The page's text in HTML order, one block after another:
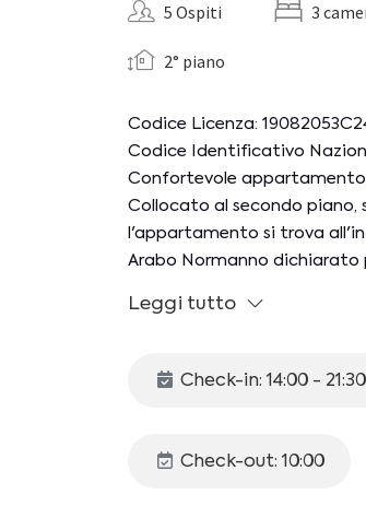
5 Ospiti 3
2° piano
Codice Licenza:
Codice Identificativo
Confortevole appartamento
Collocato al secondo piano,
l'appartamento si trova
Arabo Normanno dichiarato
parcheggiare presso il
CIR: 19082053C245149
Lo spazio interno è
Leggi tutto
Check-in: 14:00 - 21:30
Check-out: 10:00